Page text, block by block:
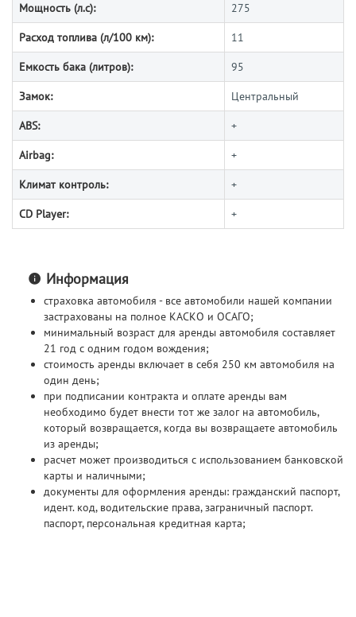
Мощность (л.с): 275
Расход топлива (л/100 км): 11
Емкость бака (литров): 95
Замок: Центральный
ABS: +
Airbag: +
Климат контроль: +
CD Player: +
Информация
страховка автомобиля - все автомобили нашей компании
застрахованы на полное КАСКО и ОСАГО;
минимальный возраст для аренды автомобиля составляет
21 год с одним годом вождения;
стоимость аренды включает в себя 250 км автомобиля на
один день;
при подписании контракта и оплате аренды вам
необходимо будет внести тот же залог на автомобиль,
который возвращается, когда вы возвращаете автомобиль
из аренды;
расчет может производиться с использованием банковской
карты и наличными;
документы для оформления аренды: гражданский паспорт,
идент. код, водительские права, заграничный паспорт.
паспорт, персональная кредитная карта;